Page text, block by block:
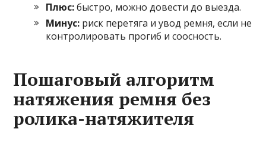
Плюс:быстро, можно довести до выезда.
Минус: риск перетяга и увод ремня, если не
контролировать прогиб и соосность.
Пошаговый алгоритм
натяжения ремня без
ролика-натяжителя